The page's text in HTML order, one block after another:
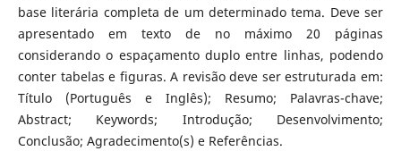
base literária completa de um determinado tema. Deve ser
apresentado em texto de no máximo 20 páginas
considerando o espaçamento duplo entre linhas, podendo
conter tabelas e figuras. A revisão deve ser estruturada em:
Título (Português e Inglês); Resumo; Palavras-chave;
Abstract; Keywords; Introdução; Desenvolvimento;
Conclusão; Agradecimento(s) e Referências.